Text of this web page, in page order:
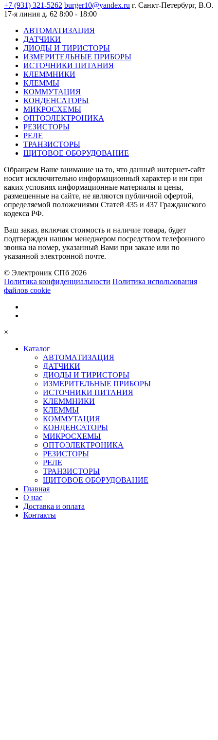
+7 (931) 321-5262 burger10@yandex.ru г. Санкт-Петербург, В.О.
17-я линия д. 62 8:00 - 18:00
АВТОМАТИЗАЦИЯ
ДАТЧИКИ
ДИОДЫ И ТИРИСТОРЫ
ИЗМЕРИТЕЛЬНЫЕ ПРИБОРЫ
ИСТОЧНИКИ ПИТАНИЯ
КЛЕММНИКИ
КЛЕММЫ
КОММУТАЦИЯ
КОНДЕНСАТОРЫ
МИКРОСХЕМЫ
ОПТОЭЛЕКТРОНИКА
РЕЗИСТОРЫ
РЕЛЕ
ТРАНЗИСТОРЫ
ЩИТОВОЕ ОБОРУДОВАНИЕ
Обращаем Ваше внимание на то, что данный интернет-сайт
носит исключительно информационный характер и ни при
каких условиях информационные материалы и цены,
размещенные на сайте, не являются публичной офертой,
определяемой положениями Статей 435 и 437 Гражданского
кодекса РФ.
Ваш заказ, включая стоимость и наличие товара, будет
подтвержден нашим менеджером посредством телефонного
звонка на номер, указанный Вами при заказе или по
указанной электронной почте.
© Электроник СПб 2026
Политика конфиденциальности Политика использования
файлов cookie
×
Каталог
АВТОМАТИЗАЦИЯ
ДАТЧИКИ
ДИОДЫ И ТИРИСТОРЫ
ИЗМЕРИТЕЛЬНЫЕ ПРИБОРЫ
ИСТОЧНИКИ ПИТАНИЯ
КЛЕММНИКИ
КЛЕММЫ
КОММУТАЦИЯ
КОНДЕНСАТОРЫ
МИКРОСХЕМЫ
ОПТОЭЛЕКТРОНИКА
РЕЗИСТОРЫ
РЕЛЕ
ТРАНЗИСТОРЫ
ЩИТОВОЕ ОБОРУДОВАНИЕ
Главная
О нас
Доставка и оплата
Контакты